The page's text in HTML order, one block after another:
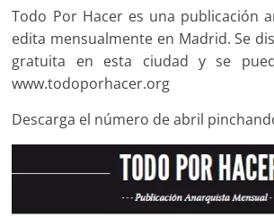
Todo Por Hacer es una publicación
edita mensualmente en Madrid. Se
gratuita en esta ciudad y se
www.todoporhacer.org
Descarga el número de abril